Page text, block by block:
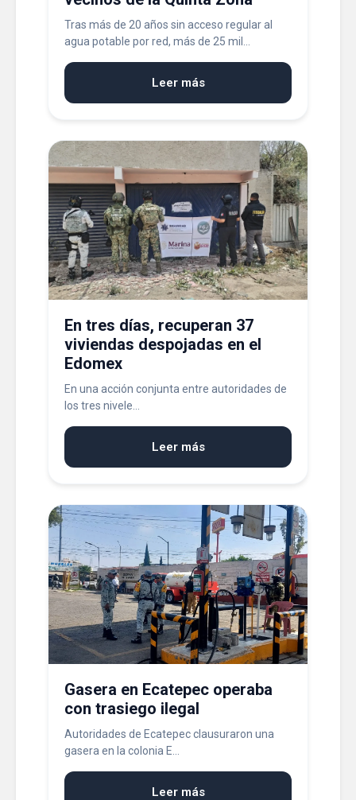
Tras más de 20 años sin acceso regular al
agua potable por red, más de 25 mil...
Leer más
En tres días, recuperan 37
viviendas despojadas en el
Edomex
En una acción conjunta entre autoridades de
los tres nivele...
Leer más
Gasera en Ecatepec operaba
con trasiego ilegal
Autoridades de Ecatepec clausuraron una
gasera en la colonia E...
Leer más